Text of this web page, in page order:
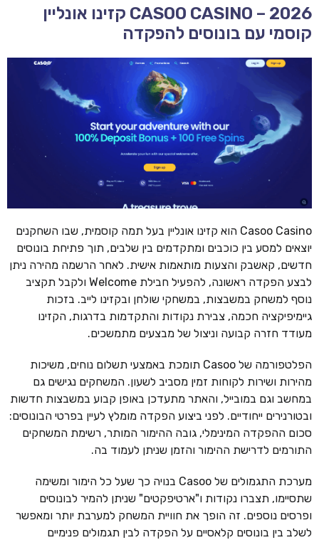
CASOO CASINO – 2026 קזינו אונליין
קוסמי עם בונוסים להפקדה
Casoo Casino הוא קזינו אונליין בעל תמה קוסמית, שבו השחקנים
יוצאים למסע בין כוכבים ומתקדמים בין שלבים, תוך פתיחת בונוסים
חדשים, קאשבק והצעות מותאמות אישית. לאחר הרשמה מהירה ניתן
לבצע הפקדה ראשונה, להפעיל חבילת Welcome ולקבל תקציב
נוסף למשחק במשבצות, במשחקי שולחן ובקזינו לייב. בזכות
גיימיפיקציה חכמה, צבירת נקודות והתקדמות בדרגות, הקזינו
מעודד חזרה קבועה וניצול של מבצעים מתמשכים.
הפלטפורמה של Casoo תומכת באמצעי תשלום נוחים, משיכות
מהירות ושירות לקוחות זמין מסביב לשעון. המשחקים נגישים גם
במחשב וגם במובייל, והאתר מתעדכן באופן קבוע במשבצות חדשות
ובטורנירים ייחודיים. לפני ביצוע הפקדה מומלץ לעיין בפרטי הבונוסים:
סכום ההפקדה המינימלי, גובה ההימור המותר, רשימת המשחקים
התורמים לדרישת ההימור והזמן שניתן לעמוד בה.
מערכת התגמולים של Casoo בנויה כך שעל כל הימור ומשימה
שתסיימו, תצברו נקודות ו"ארטיפקטים" שניתן להמיר לבונוסים
ופרסים נוספים. זה הופך את חוויית המשחק למערבת יותר ומאפשר
לשלב בין בונוסים קלאסיים על הפקדה לבין תגמולים פנימיים